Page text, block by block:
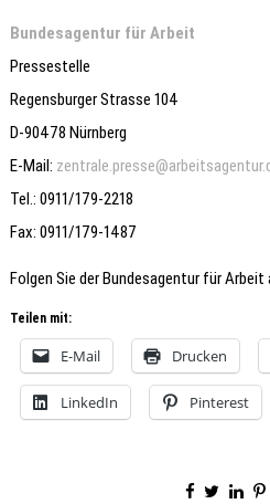
Bundesagentur für Arbeit
Pressestelle
Regensburger Strasse 104
D-90478 Nürnberg
E-Mail:
Tel.: 0911/179-2218
Fax: 0911/179-1487
Folgen Sie der Bundesagentur für Arbeit
Teilen mit:
E-Mail Drucken
LinkedIn Pinterest